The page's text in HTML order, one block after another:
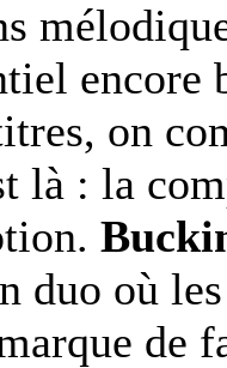
on
là : la
duo où
de